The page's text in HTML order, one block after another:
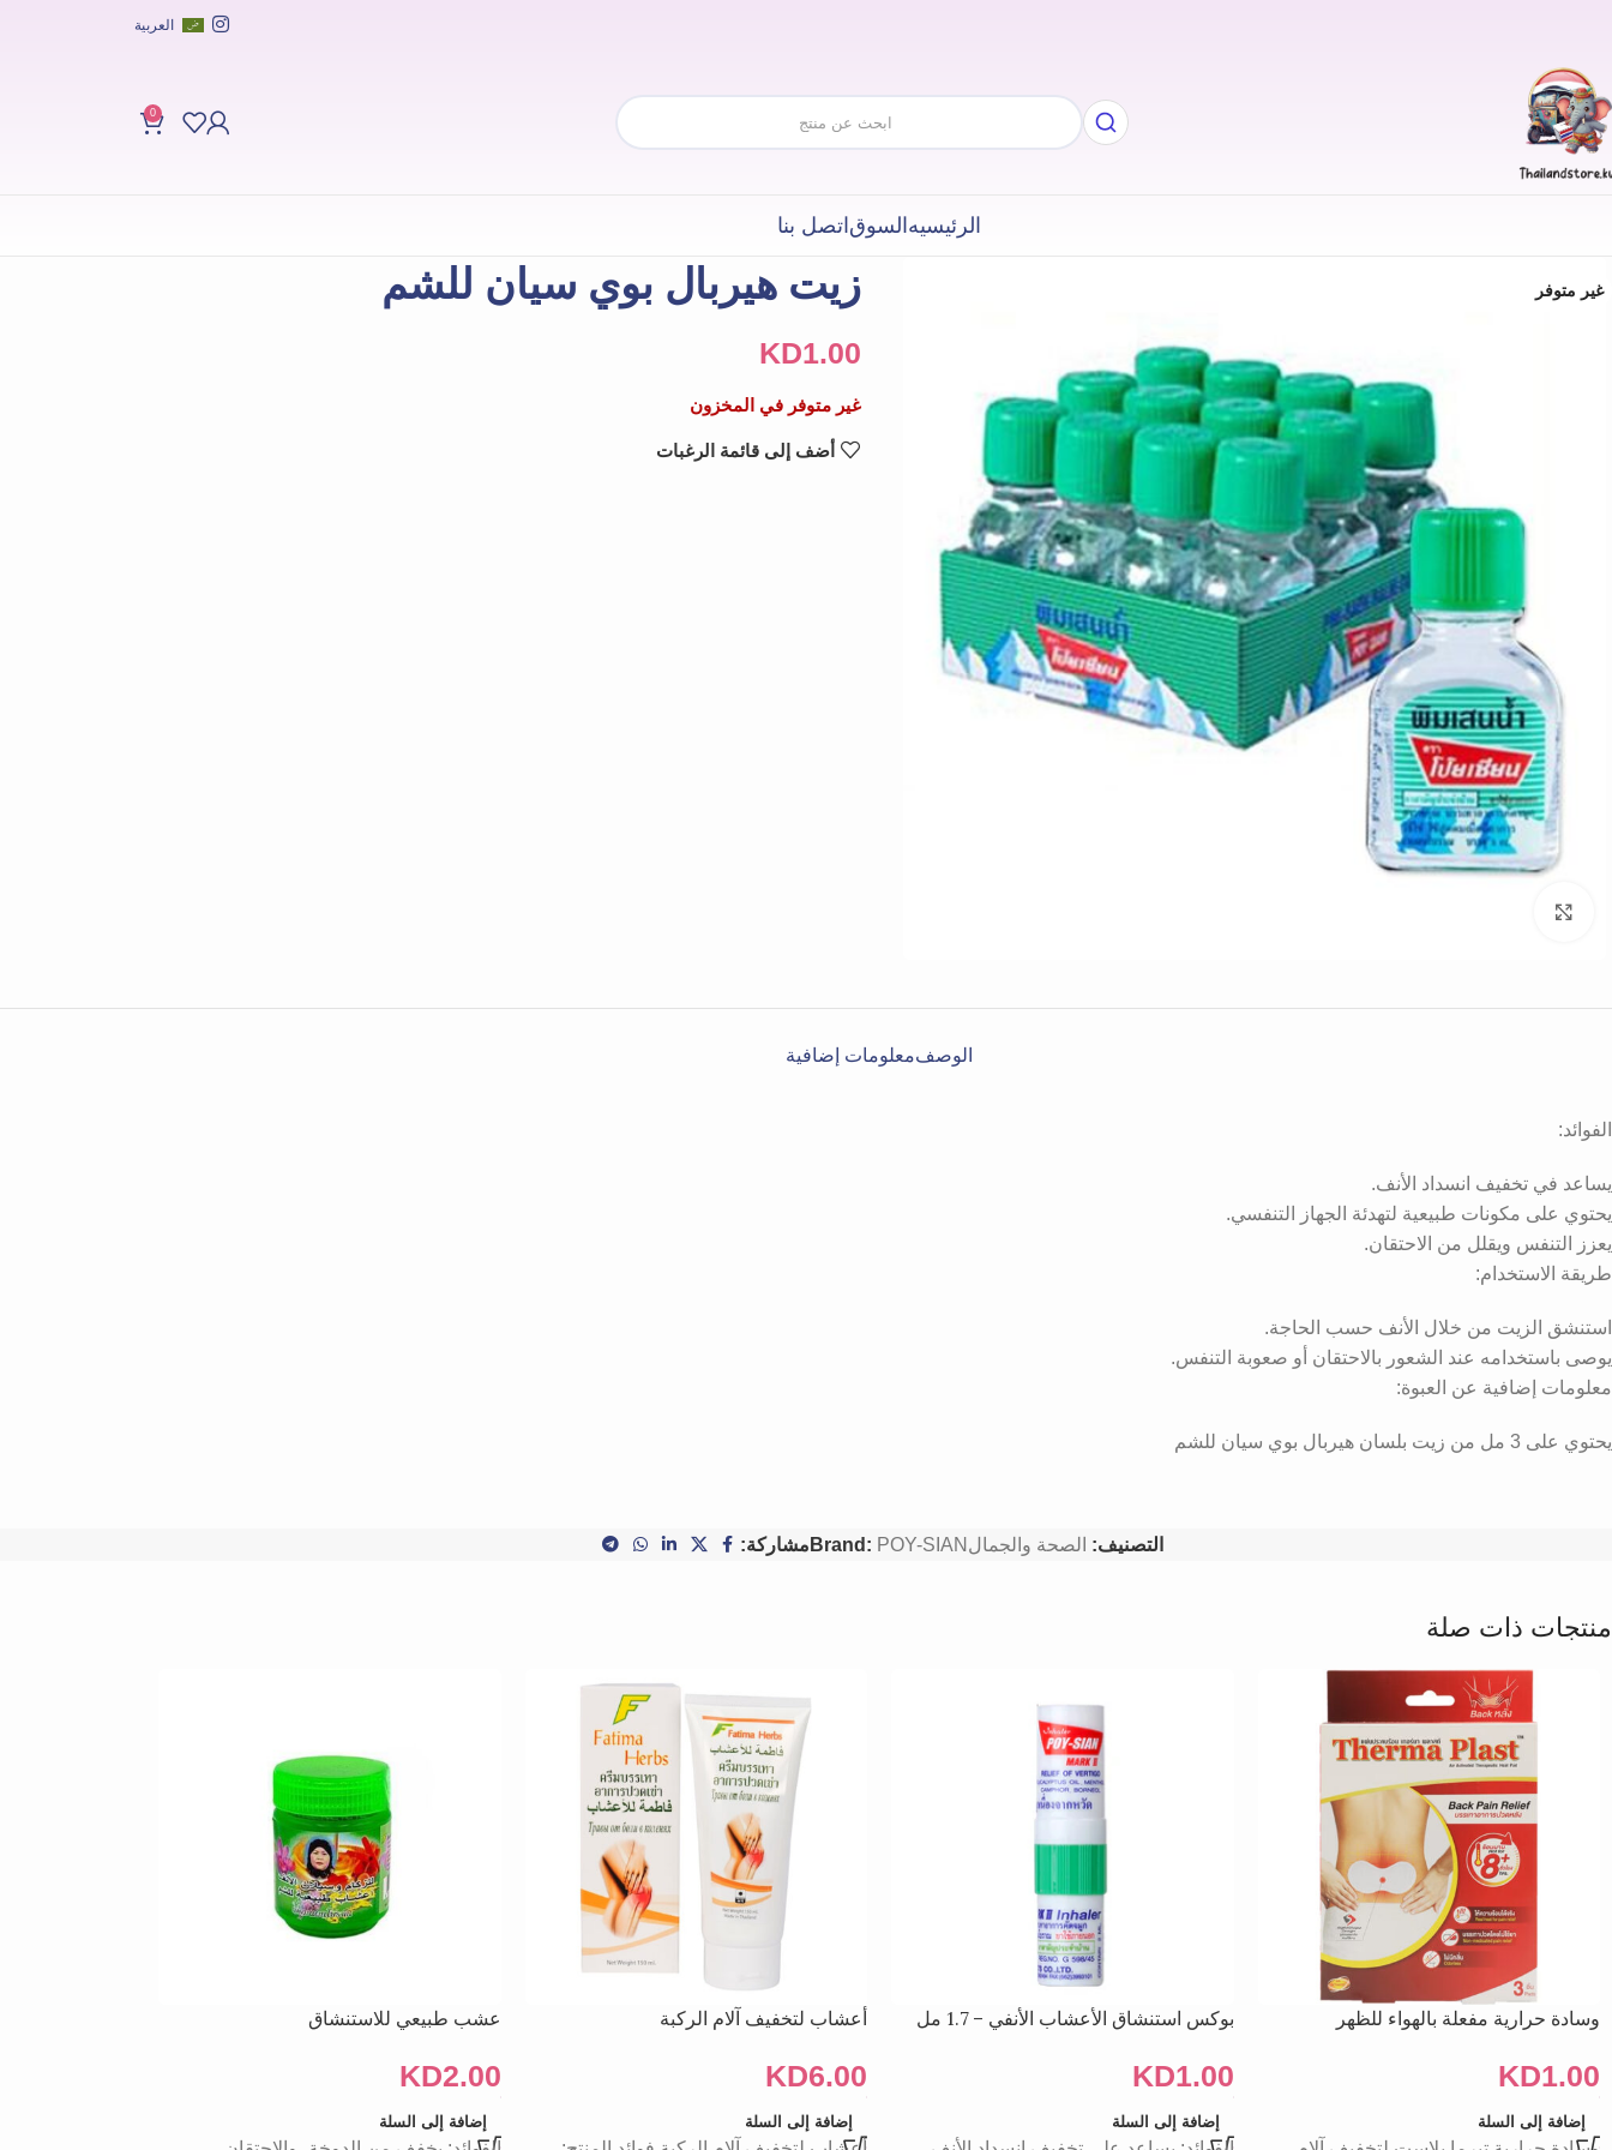
العربية
0
الرئيسيهالسوقاتصل بنا
غير متوفر زيت هيربال بوي سيان للشم
KD1.00
غير متوفر في المخزون
أضف إلى قائمة الرغبات
الوصفمعلومات إضافية
الفوائد:
يساعد في تخفيف انسداد الأنف.
يحتوي على مكونات طبيعية لتهدئة الجهاز التنفسي.
يعزز التنفس ويقلل من الاحتقان.
طريقة الاستخدام:
استنشق الزيت من خلال الأنف حسب الحاجة.
يوصى باستخدامه عند الشعور بالاحتقان أو صعوبة التنفس.
معلومات إضافية عن العبوة:
يحتوي على 3 مل من زيت بلسان هيربال بوي سيان للشم
التصنيف: الصحة والجمال Brand: POY-SIAN مشاركة:
منتجات ذات صلة
وسادة حرارية مفعلة بالهواء للظهر
KD1.00
إضافة إلى السلة
بوكس استنشاق الأعشاب الأنفي – 1.7 مل
KD1.00
إضافة إلى السلة
أعشاب لتخفيف آلام الركبة
KD6.00
إضافة إلى السلة
عشب طبيعي للاستنشاق
KD2.00
إضافة إلى السلة